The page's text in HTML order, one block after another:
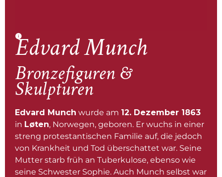
Edvard Munch
Bronzefiguren &
Skulpturen
Edvard Munch wurde am 12. Dezember 1863
in Løten, Norwegen, geboren. Er wuchs in einer
streng protestantischen Familie auf, die jedoch
von Krankheit und Tod überschattet war. Seine
Mutter starb früh an Tuberkulose, ebenso wie
seine Schwester Sophie. Auch Munch selbst war